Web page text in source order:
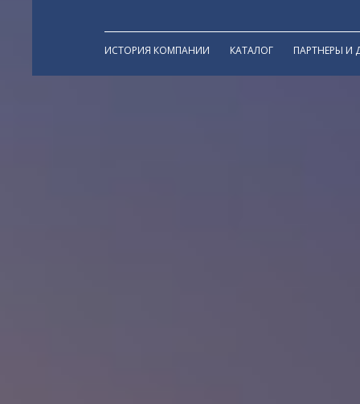
ИСТОРИЯ КОМПАНИИ КАТАЛОГ ПАРТНЕРЫ И